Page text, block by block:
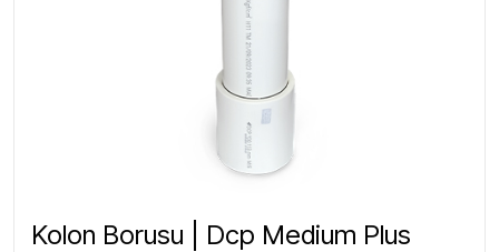
Kolon Borusu | Dcp Medium Plus